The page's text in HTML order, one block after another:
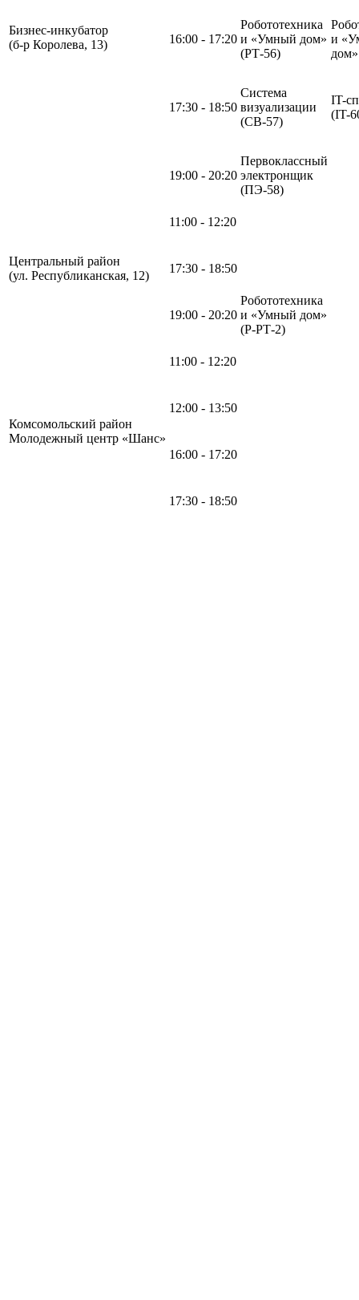
Бизнес-инкубатор
(б-р Королева, 13)
16:00 - 17:20
Робототехника
и «Умный дом»
(РТ-56)
и
17:30 - 18:50
Система
визуализации
(СВ-57)
IT-
(IT-
19:00 - 20:20
Первоклассный
электронщик
(ПЭ-58)
Центральный район
(ул. Республиканская, 12)
11:00 - 12:20
17:30 - 18:50
19:00 - 20:20
Робототехника
и «Умный дом»
(Р-РТ-2)
Комсомольский район
Молодежный центр «Шанс»
11:00 - 12:20
12:00 - 13:50
16:00 - 17:20
17:30 - 18:50